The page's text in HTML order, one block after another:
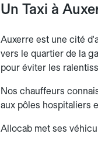
Un Taxi à
Auxerre est une cité
vers le quartier de la
pour éviter les
Nos chauffeurs
aux pôles hospitaliers
Allocab met ses